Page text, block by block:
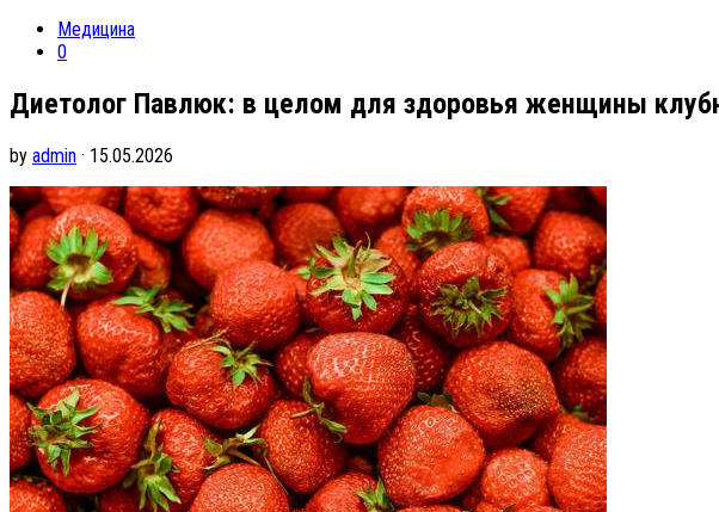
Медицина
0
Диетолог Павлюк: в целом для здоровья женщины
by admin · 15.05.2026